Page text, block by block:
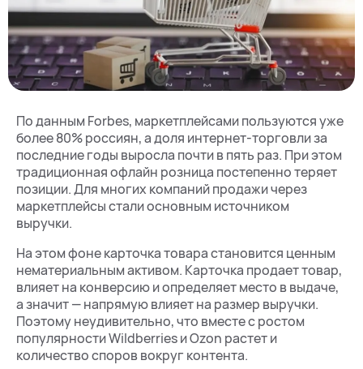
По данным Forbes, маркетплейсами пользуются уже
более 80% россиян, а доля интернет-торговли за
последние годы выросла почти в пять раз. При этом
традиционная офлайн розница постепенно теряет
позиции. Для многих компаний продажи через
маркетплейсы стали основным источником
выручки.
На этом фоне карточка товара становится ценным
нематериальным активом. Карточка продает товар,
влияет на конверсию и определяет место в выдаче,
а значит — напрямую влияет на размер выручки.
Поэтому неудивительно, что вместе с ростом
популярности Wildberries и Ozon растет и
количество споров вокруг контента.